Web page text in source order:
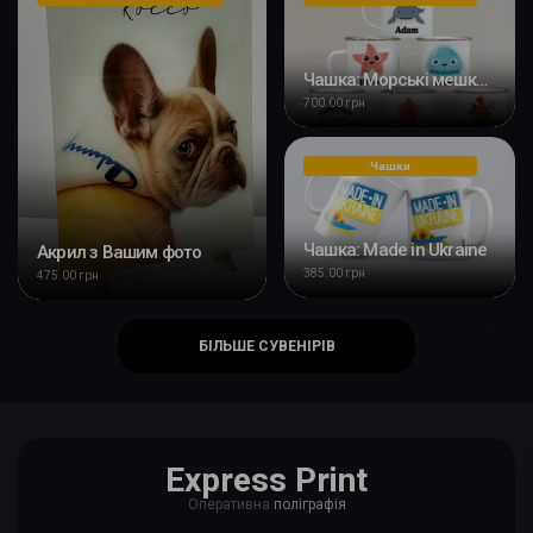
Акрил з Вашим фото
475.00 грн
Чашка: Морські мешканьці
700.00 грн
Чашки
Чашка: Made in Ukraine
385.00 грн
БІЛЬШЕ СУВЕНІРІВ
Express Print
Оперативна поліграфія